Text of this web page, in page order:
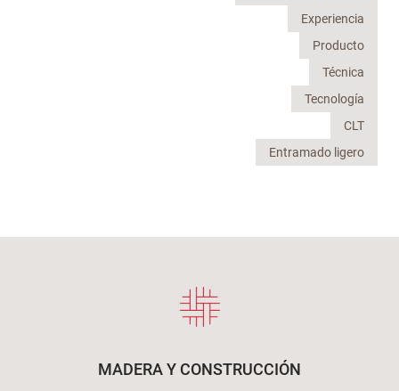
Experiencia
Producto
Técnica
Tecnología
CLT
Entramado ligero
MADERA Y CONSTRUCCIÓN